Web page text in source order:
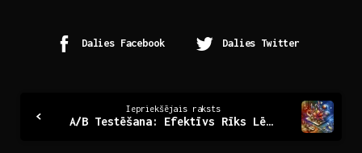
Dalies Facebook Dalies Twitter
Reading
Iepriekšējais raksts
A/B Testēšana: Efektīvs Rīks Lēmumu Pieņemšanai